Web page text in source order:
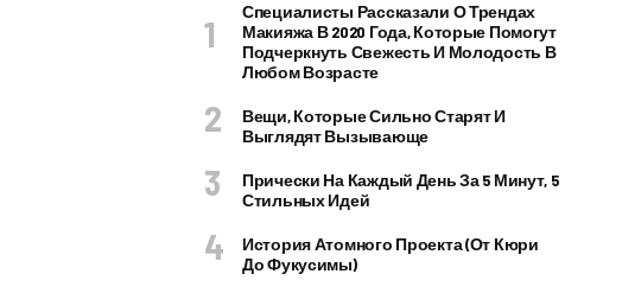
Специалисты Рассказали О Трендах
Макияжа В 2020 Года, Которые Помогут
Подчеркнуть Свежесть И Молодость В
Любом Возрасте
Вещи, Которые Сильно Старят И
Выглядят Вызывающе
Прически На Каждый День За 5 Минут, 5
Стильных Идей
История Атомного Проекта (от Кюри
До Фукусимы)